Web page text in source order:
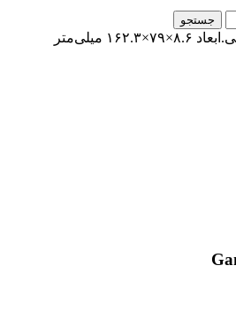
جستجو
۸.۶×۷۹×۱۶۲.۳ میلی‌متر